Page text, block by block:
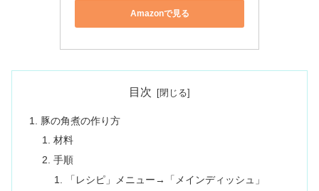
Amazonで見る
目次
豚の角煮の作り方
材料
手順
「レシピ」メニュー→「メインディッシュ」